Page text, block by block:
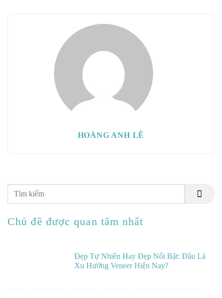
HOÀNG ANH LÊ
Chủ đề được quan tâm nhất
Đẹp Tự Nhiên Hay Đẹp Nổi Bật: Đâu Là
Xu Hướng Veneer Hiện Nay?